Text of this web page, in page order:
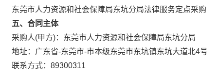
东莞市人力资源和社会保障局东坑分局法律服务定点采购
五、合同主体
采购人(甲方)：东莞市人力资源和社会保障局东坑分局
地址：广东省-东莞市-市本级东莞市东坑镇东坑大道北4号
联系方式：89300311